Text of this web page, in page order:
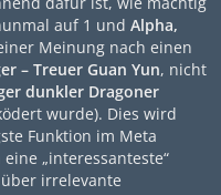
auf 1 und Alpha,
Meinung nach einen
– Treuer Guan Yun, nicht
dunkler Dragoner
wurde). Dies wird
Funktion im Meta
„interessanteste“
irrelevante